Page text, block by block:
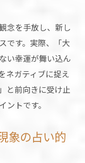
念を手放し、新し
です。実際、「大
い幸運が舞い込ん
ネガティブに捉え
と前向きに受け止
トです。
象の占い的